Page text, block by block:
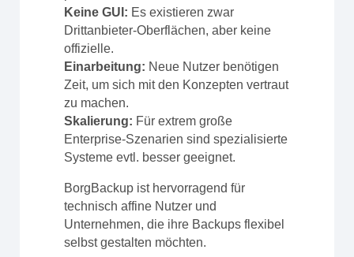
Keine GUI: Es existieren zwar
Drittanbieter-Oberflächen, aber keine
offizielle.
Einarbeitung: Neue Nutzer benötigen
Zeit, um sich mit den Konzepten vertraut
zu machen.
Skalierung: Für extrem große
Enterprise-Szenarien sind spezialisierte
Systeme evtl. besser geeignet.
BorgBackup ist hervorragend für
technisch affine Nutzer und
Unternehmen, die ihre Backups flexibel
selbst gestalten möchten.